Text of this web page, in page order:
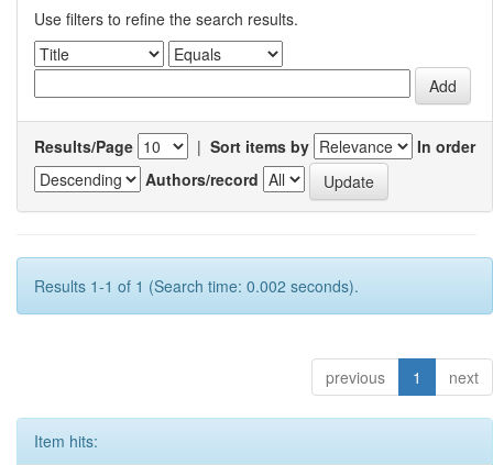
Use filters to refine the search results.
Results/Page | Sort items by
In order
Authors/record
Results 1-1 of 1 (Search time: 0.002 seconds).
previous 1 next
Item hits: